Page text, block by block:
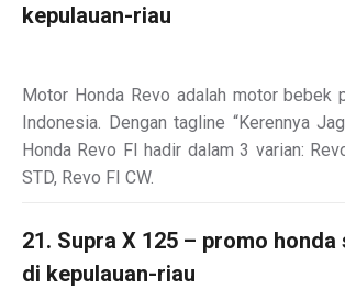
kepulauan-riau
Motor Honda Revo adalah motor bebek
Indonesia. Dengan tagline “Kerennya
Honda Revo FI hadir dalam 3 varian:
STD, Revo FI CW.
21. Supra X 125 – promo honda
di kepulauan-riau